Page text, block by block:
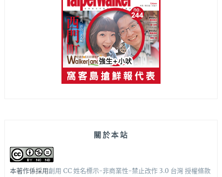
關於本站
本著作係採用創用 CC 姓名標示-非商業性-禁止改作 3.0 台灣 授權條款